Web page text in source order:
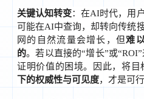
关键认知转变：在AI时代，用
可能在AI中查询，却转向传统
网的自然流量会增长，但难
的。若以直接的“增长”或
证明价值的困境。因此，将目
下的权威性与可见度，才是可